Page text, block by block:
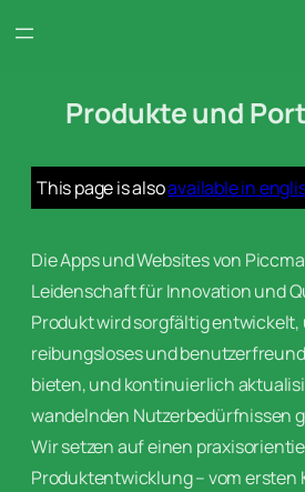
Skip
Produkte und
This page is alsoavailable in
Die Apps und Websites von
Leidenschaft für Innovation und
Produkt wird sorgfältig entwickelt,
reibungsloses und
bieten, und kontinuierlich
wandelnden Nutzerbedürfnissen
Wir setzen auf einen
Produktentwicklung – vom ersten